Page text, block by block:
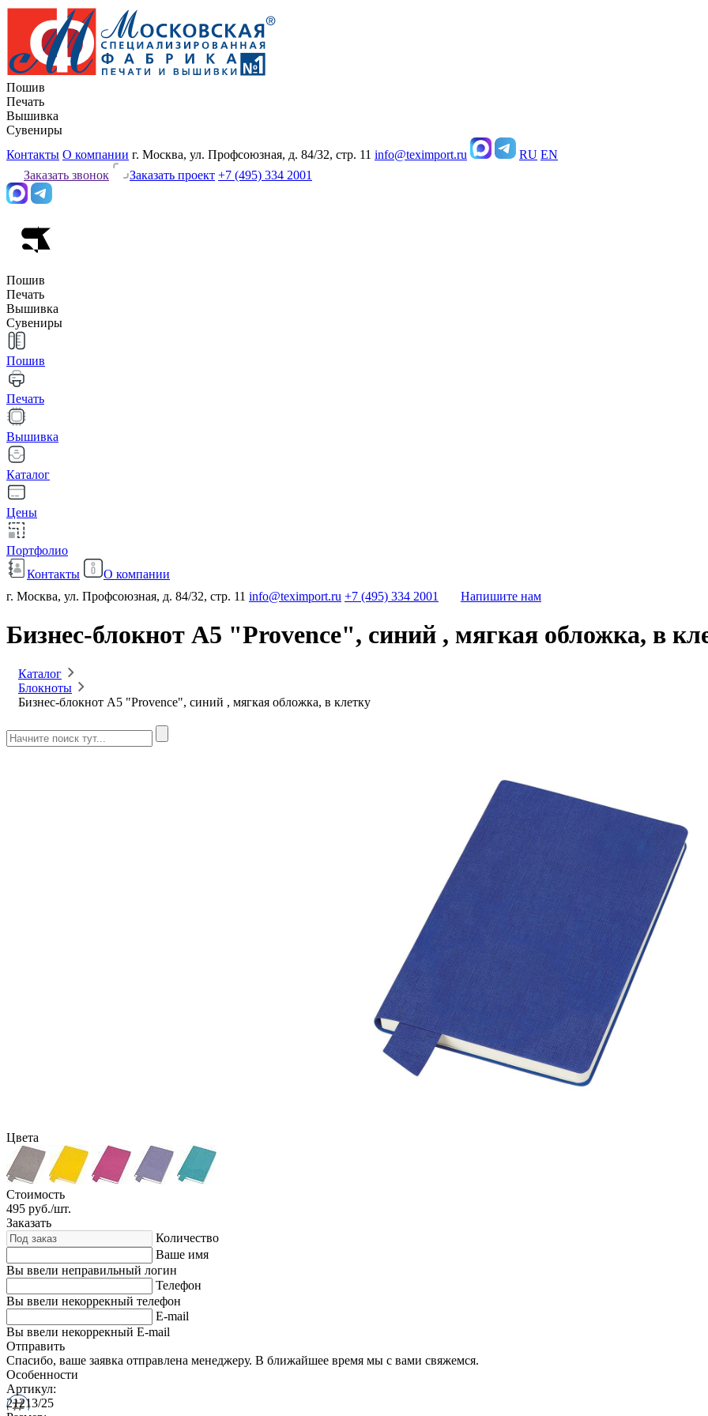
Пошив
Печать
Вышивка
Сувениры
Контакты О компании г. Москва, ул. Профсоюзная, д. 84/32, стр. 11 info@teximport.ru RU EN
Заказать звонок
Заказать проект +7 (495) 334 2001
Пошив
Печать
Вышивка
Сувениры
Пошив
Печать
Вышивка
Каталог
Цены
Портфолио
Контакты
О компании
г. Москва, ул. Профсоюзная, д. 84/32, стр. 11 info@teximport.ru +7 (495) 334 2001 Напишите нам
Бизнес-блокнот А5 "Provence", синий , мягкая обложка, в
Каталог
Блокноты
Бизнес-блокнот А5 "Provence", синий , мягкая обложка, в клетку
Цвета
Стоимость
495 руб./шт.
Заказать
Количество
Ваше имя
Вы ввели неправильный логин
Телефон
Вы ввели некоррекный телефон
E-mail
Вы ввели некоррекный E-mail
Отправить
Спасибо, ваше заявка отправлена менеджеру. В ближайшее время мы с вами свяжемся.
Особенности
Артикул:
21213/25